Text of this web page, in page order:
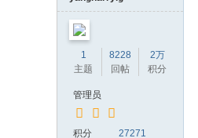
1
主题
8228
回帖
2万
积分
管理员
积分 27271